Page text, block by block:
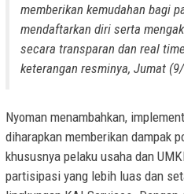
memberikan kemudahan bagi
mendaftarkan diri serta
secara transparan dan real
keterangan resminya, Jumat
Nyoman menambahkan,
diharapkan memberikan dampak
khususnya pelaku usaha dan
partisipasi yang lebih luas dan